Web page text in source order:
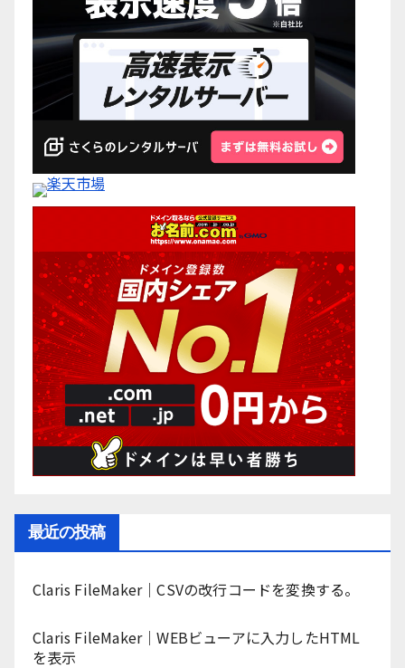
最近の投稿
Claris FileMaker｜CSVの改行コードを変換する。
Claris FileMaker｜WEBビューアに入力したHTML
を表示